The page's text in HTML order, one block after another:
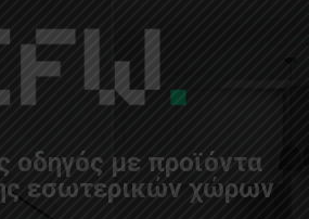
οδηγός με προϊόντα
εσωτερικών χώρων